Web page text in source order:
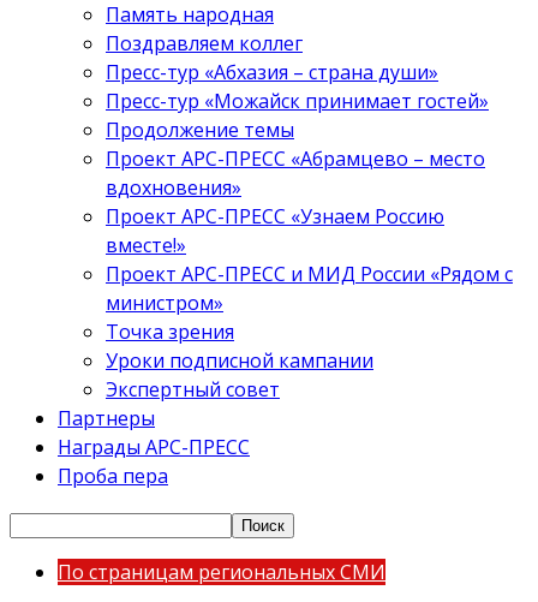
Память народная
Поздравляем коллег
Пресс-тур «Абхазия – страна души»
Пресс-тур «Можайск принимает гостей»
Продолжение темы
Проект АРС-ПРЕСС «Абрамцево – место
вдохновения»
Проект АРС-ПРЕСС «Узнаем Россию
вместе!»
Проект АРС-ПРЕСС и МИД России «Рядом с
министром»
Точка зрения
Уроки подписной кампании
Экспертный совет
Партнеры
Награды АРС-ПРЕСС
Проба пера
По страницам региональных СМИ